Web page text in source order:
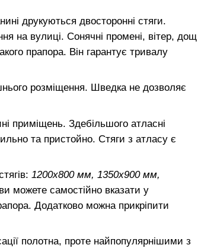
друкуються двосторонні стяги.
на вулиці. Сонячні промені, вітер, дощ
прапора. Він гарантує тривалу
розміщення. Шведка не дозволяє
приміщень. Здебільшого атласні
та пристойно. Стяги з атласу є
1200х800 мм, 1350х900 мм,
можете самостійно вказати у
Додатково можна прикріпити
полотна, проте найпопулярнішими з